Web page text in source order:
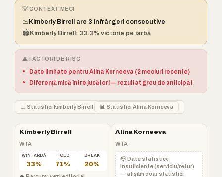
💡 CONTEXT MECI
📉 Kimberly Birrell are 3 înfrângeri consecutive
🏟️ Kimberly Birrell: 33.3% victorie pe iarbă
⚠️ FACTORI DE RISC
•
Date limitate pentru Alina Korneeva (2 meciuri recente)
•
Diferență mică între jucători — rezultat greu de anticipat
📊 Statistici Kimberly Birrell 📊 Statistici Alina Korneeva
Kimberly Birrell
WTA
WIN IARBĂ
33%
HOLD
71%
BREAK
20%
Alina Korneeva
WTA
📭 Date statistice
insuficiente (serviciu/retur)
— afișăm doar statistici